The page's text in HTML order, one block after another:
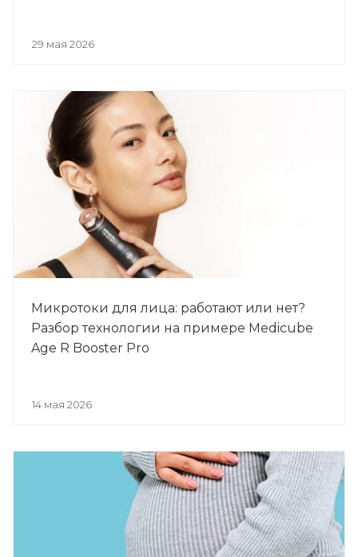
29 мая 2026
Микротоки для лица: работают или нет?
Разбор технологии на примере Medicube
Age R Booster Pro
14 мая 2026